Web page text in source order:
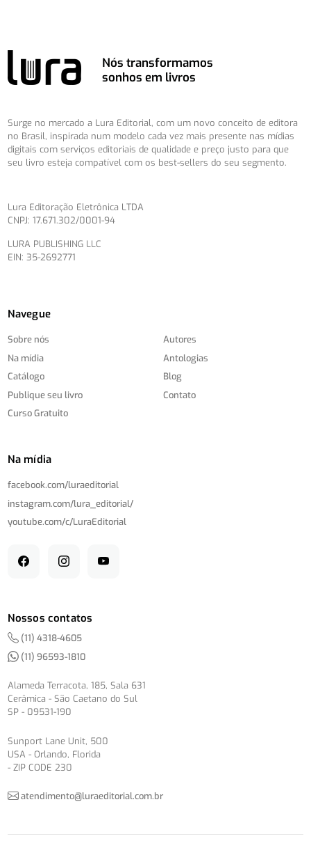
Nós transformamos
sonhos em livros
Surge no mercado a Lura Editorial, com um novo conceito de editora
no Brasil, inspirada num modelo cada vez mais presente nas mídias
digitais com serviços editoriais de qualidade e preço justo para que
seu livro esteja compatível com os best-sellers do seu segmento.
Lura Editoração Eletrônica LTDA
CNPJ: 17.671.302/0001-94
LURA PUBLISHING LLC
EIN: 35-2692771
Navegue
Sobre nós
Na mídia
Catálogo
Publique seu livro
Curso Gratuito
Autores
Antologias
Blog
Contato
Na mídia
facebook.com/luraeditorial
instagram.com/lura_editorial/
youtube.com/c/LuraEditorial
Nossos contatos
(11) 4318-4605
(11) 96593-1810
Alameda Terracota, 185, Sala 631
Cerâmica - São Caetano do Sul
SP - 09531-190
Sunport Lane Unit, 500
USA - Orlando, Florida
- ZIP CODE 230
atendimento@luraeditorial.com.br